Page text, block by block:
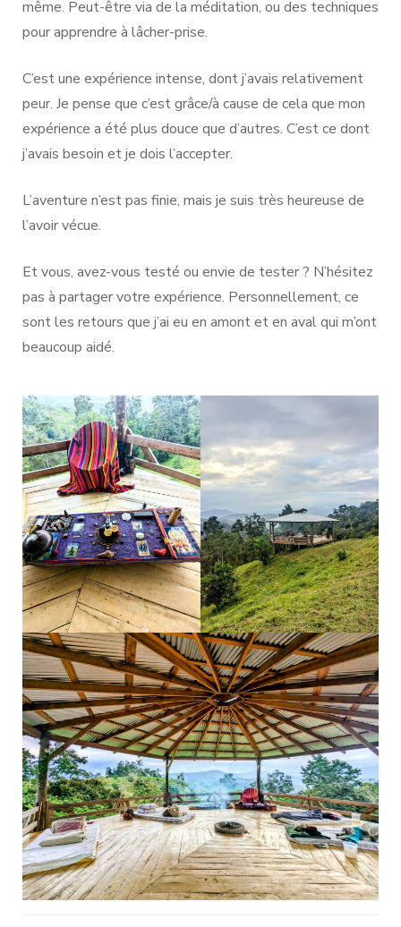
même. Peut-être via de la méditation, ou des techniques
pour apprendre à lâcher-prise.
C’est une expérience intense, dont j’avais relativement
peur. Je pense que c’est grâce/à cause de cela que mon
expérience a été plus douce que d’autres. C’est ce dont
j’avais besoin et je dois l’accepter.
L’aventure n’est pas finie, mais je suis très heureuse de
l’avoir vécue.
Et vous, avez-vous testé ou envie de tester ? N’hésitez
pas à partager votre expérience. Personnellement, ce
sont les retours que j’ai eu en amont et en aval qui m’ont
beaucoup aidé.